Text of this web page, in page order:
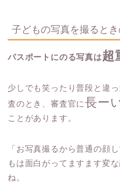
子どもの写真を撮ると
パスポートにのる写真は超
少しでも笑ったり普段と違
査のとき、審査官に長ー
ことがあります。
「お写真撮るから普通の顔
もは面白がってますます変
ね。